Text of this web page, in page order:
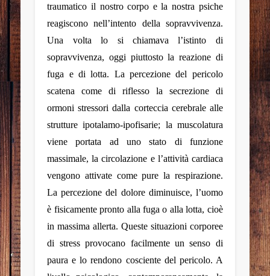
traumatico il nostro corpo e la nostra psiche
reagiscono nell’intento della sopravvivenza.
Una volta lo si chiamava l’istinto di
sopravvivenza, oggi piuttosto la reazione di
fuga e di lotta. La percezione del pericolo
scatena come di riflesso la secrezione di
ormoni stressori dalla corteccia cerebrale alle
strutture ipotalamo-ipofisarie; la muscolatura
viene portata ad uno stato di funzione
massimale, la circolazione e l’attività cardiaca
vengono attivate come pure la respirazione.
La percezione del dolore diminuisce, l’uomo
è fisicamente pronto alla fuga o alla lotta, cioè
in massima allerta. Queste situazioni corporee
di stress provocano facilmente un senso di
paura e lo rendono cosciente del pericolo. A